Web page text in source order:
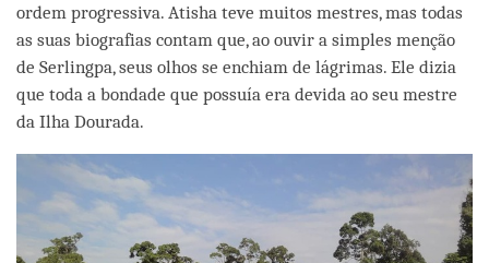
ordem progressiva. Atisha teve muitos mestres, mas todas
as suas biografias contam que, ao ouvir a simples menção
de Serlingpa, seus olhos se enchiam de lágrimas. Ele dizia
que toda a bondade que possuía era devida ao seu mestre
da Ilha Dourada.